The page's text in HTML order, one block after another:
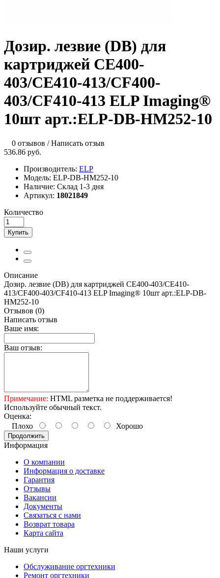
Дозир. лезвие (DB) для
картриджей CE400-
403/CE410-413/CF400-
403/CF410-413 ELP Imaging®
10шт арт.:ELP-DB-HM252-10
0 отзывов /Написать отзыв
536.86 руб.
Производитель: ELP
Модель: ELP-DB-HM252-10
Наличие: Склад 1-3 дня
Артикул: 18021849
Количество
Купить
Описание
Дозир. лезвие (DB) для картриджей CE400-403/CE410-
413/CF400-403/CF410-413 ELP Imaging® 10шт арт.:ELP-DB-
HM252-10
Отзывов (0)
Написать отзыв
Ваше имя:
Ваш отзыв:
Примечание: HTML разметка не поддерживается!
Используйте обычный текст.
Оценка:
Плохо
Хорошо
Продолжить
Информация
О компании
Информация о доставке
Гарантия
Отзывы
Вакансии
Документы
Связаться с нами
Возврат товара
Карта сайта
Наши услуги
Обслуживание оргтехники
Ремонт оргтехники